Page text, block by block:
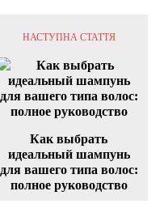
НАСТУПНА СТАТТЯ
Как выбрать
идеальный шампунь
для вашего типа волос:
полное руководство